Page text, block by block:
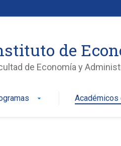
de
de Economía y
arrow_drop_down Académicos